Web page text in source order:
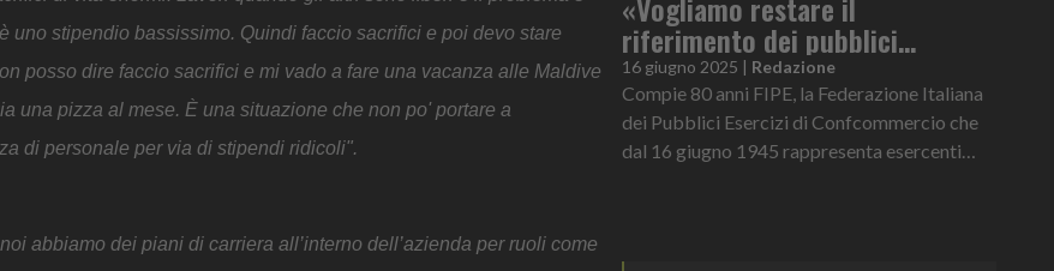
stipendio bassissimo. Quindi faccio sacrifici e poi devo stare
posso dire faccio sacrifici e mi vado a fare una vacanza alle Maldive
una pizza al mese. È una situazione che non po' portare a
di personale per via di stipendi ridicoli".
abbiamo dei piani di carriera all’interno dell’azienda per ruoli come
riferimento dei pubblici
esercizi»
16 giugno 2025 | Redazione
Compie 80 anni FIPE, la Federazione Italiana
dei Pubblici Esercizi di Confcommercio che
dal 16 giugno 1945 rappresenta esercenti